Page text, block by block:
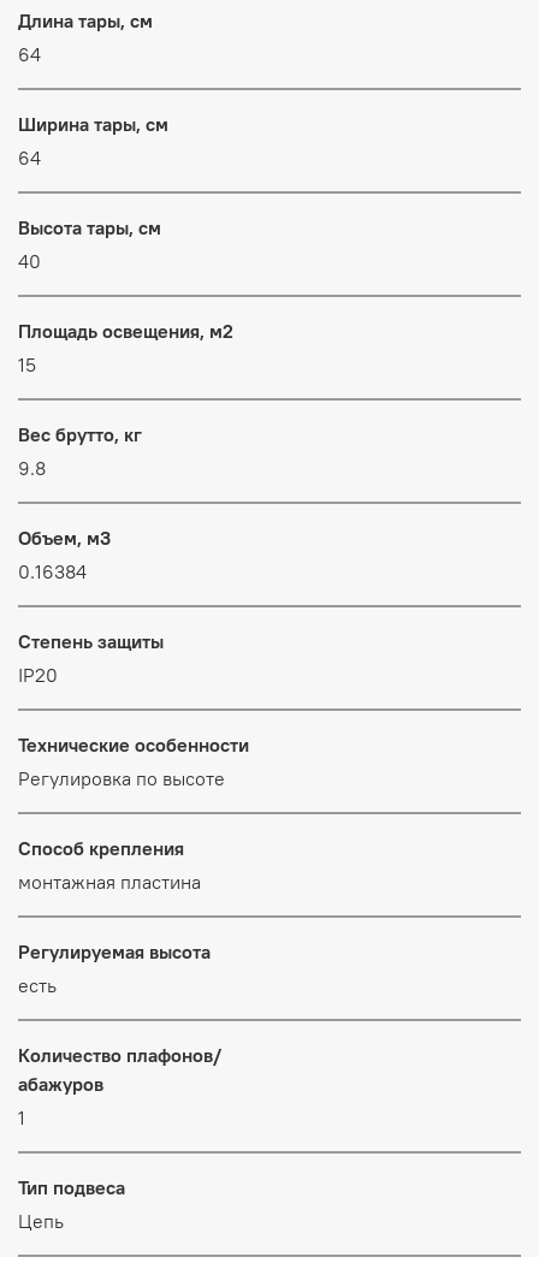
Длина тары, см
64
Ширина тары, см
64
Высота тары, см
40
Площадь освещения, м2
15
Вес брутто, кг
9.8
Объем, м3
0.16384
Степень защиты
IP20
Технические особенности
Регулировка по высоте
Способ крепления
монтажная пластина
Регулируемая высота
есть
Количество плафонов/
абажуров
1
Тип подвеса
Цепь